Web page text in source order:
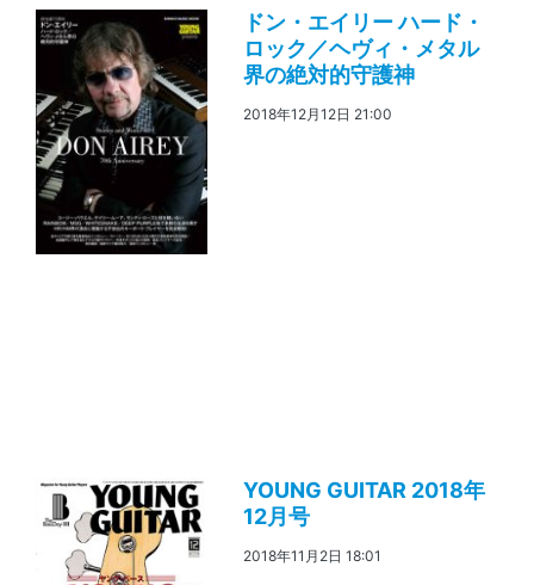
ドン・エイリー ハード・
ロック／ヘヴィ・メタル
界の絶対的守護神
2018年12月12日 21:00
YOUNG GUITAR 2018年
12月号
2018年11月2日 18:01